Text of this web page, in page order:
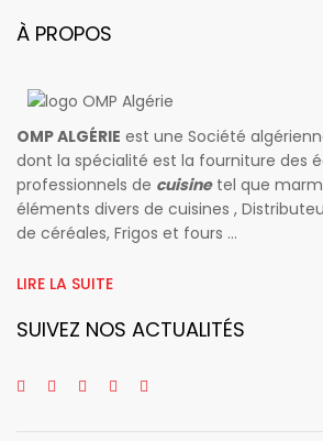
À PROPOS
OMP ALGÉRIE est une Société
dont la spécialité est la fourniture des
professionnels de cuisine tel que
éléments divers de cuisines ,
de céréales, Frigos et fours ...
LIRE LA SUITE
SUIVEZ NOS ACTUALITÉS